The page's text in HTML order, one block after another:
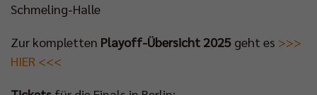
Schmeling-Halle
Zur kompletten Playoff-Übersicht 2025 geht es >>>
HIER <<<